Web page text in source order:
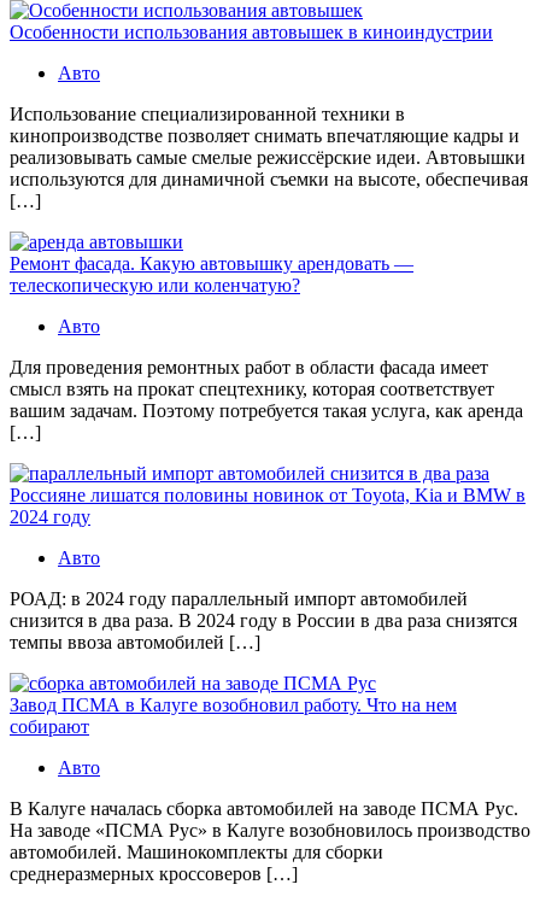
Особенности использования автовышек в киноиндустрии
Авто
Использование специализированной техники в
кинопроизводстве позволяет снимать впечатляющие кадры и
реализовывать самые смелые режиссёрские идеи. Автовышки
используются для динамичной съемки на высоте, обеспечивая
[…]
Ремонт фасада. Какую автовышку арендовать —
телескопическую или коленчатую?
Авто
Для проведения ремонтных работ в области фасада имеет
смысл взять на прокат спецтехнику, которая соответствует
вашим задачам. Поэтому потребуется такая услуга, как аренда
[…]
Россияне лишатся половины новинок от Toyota, Kia и BMW в
2024 году
Авто
РОАД: в 2024 году параллельный импорт автомобилей
снизится в два раза. В 2024 году в России в два раза снизятся
темпы ввоза автомобилей […]
Завод ПСМА в Калуге возобновил работу. Что на нем
собирают
Авто
В Калуге началась сборка автомобилей на заводе ПСМА Рус.
На заводе «ПСМА Рус» в Калуге возобновилось производство
автомобилей. Машинокомплекты для сборки
среднеразмерных кроссоверов […]